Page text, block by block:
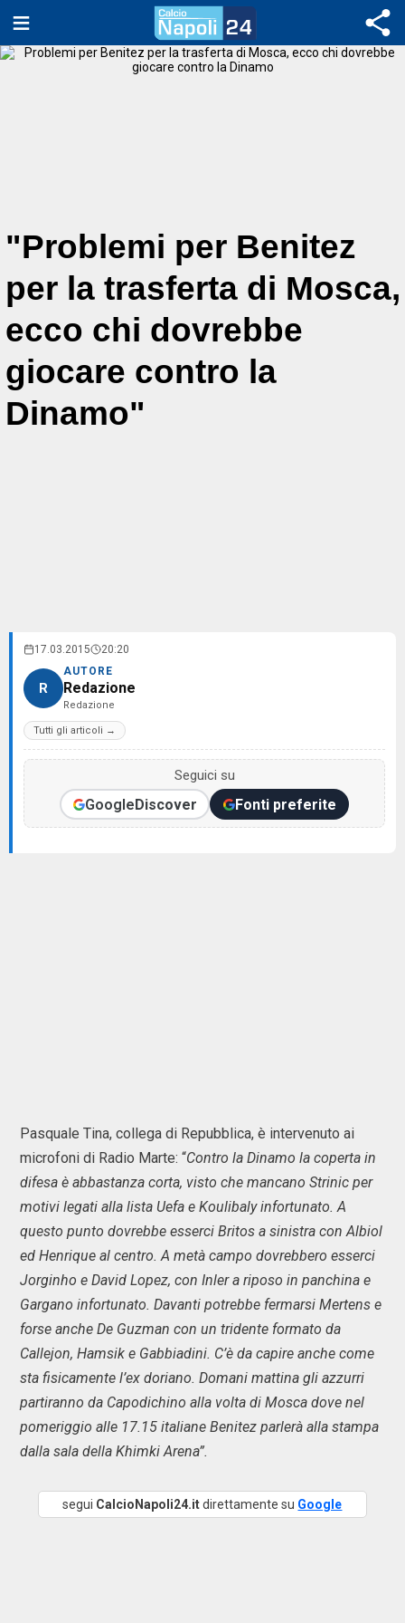
"Problemi per Benitez
per la trasferta di Mosca,
ecco chi dovrebbe
giocare contro la
Dinamo"
17.03.2015 20:20
R
AUTORE
Redazione
Redazione
Tutti gli articoli →
Seguici su
GoogleDiscover Fonti preferite
Pasquale Tina, collega di Repubblica, è intervenuto ai
microfoni di Radio Marte: “Contro la Dinamo la coperta in
difesa è abbastanza corta, visto che mancano Strinic per
motivi legati alla lista Uefa e Koulibaly infortunato. A
questo punto dovrebbe esserci Britos a sinistra con Albiol
ed Henrique al centro. A metà campo dovrebbero esserci
Jorginho e David Lopez, con Inler a riposo in panchina e
Gargano infortunato. Davanti potrebbe fermarsi Mertens e
forse anche De Guzman con un tridente formato da
Callejon, Hamsik e Gabbiadini. C’è da capire anche come
sta fisicamente l’ex doriano. Domani mattina gli azzurri
partiranno da Capodichino alla volta di Mosca dove nel
pomeriggio alle 17.15 italiane Benitez parlerà alla stampa
dalla sala della Khimki Arena”.
segui CalcioNapoli24.itdirettamente su Google